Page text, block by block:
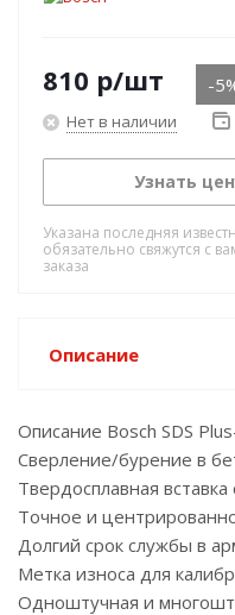
810 р/шт -
Нет в наличии
Узнать
Указана последняя
обязательно свяжутся с
заказа
Описание
Описание Bosch SDS
Сверление/бурение в
Твердосплавная
Точное и
Долгий срок службы в
Метка износа для
Одноштучная и